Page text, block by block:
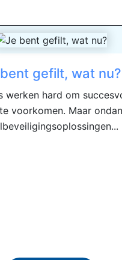
gefilt, wat nu?
werken hard om
voorkomen. Maar